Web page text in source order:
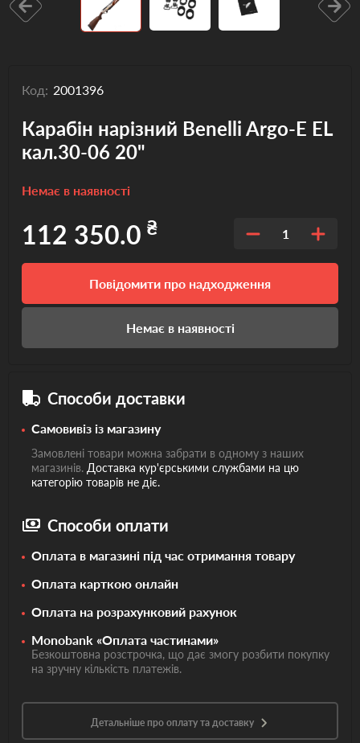
Код: 2001396
Карабін нарізний Benelli Argo-E EL
кал.30-06 20"
Немає в наявності
112 350.0 ₴ 1
Повідомити про надходження
Немає в наявності
Способи доставки
Самовивіз із магазину
Замовлені товари можна забрати в одному з наших
магазинів. Доставка кур'єрськими службами на цю
категорію товарів не діє.
Способи оплати
Оплата в магазині під час отримання товару
Оплата карткою онлайн
Оплата на розрахунковий рахунок
Monobank «Оплата частинами»
Безкоштовна розстрочка, що дає змогу розбити покупку
на зручну кількість платежів.
Детальніше про оплату та доставку